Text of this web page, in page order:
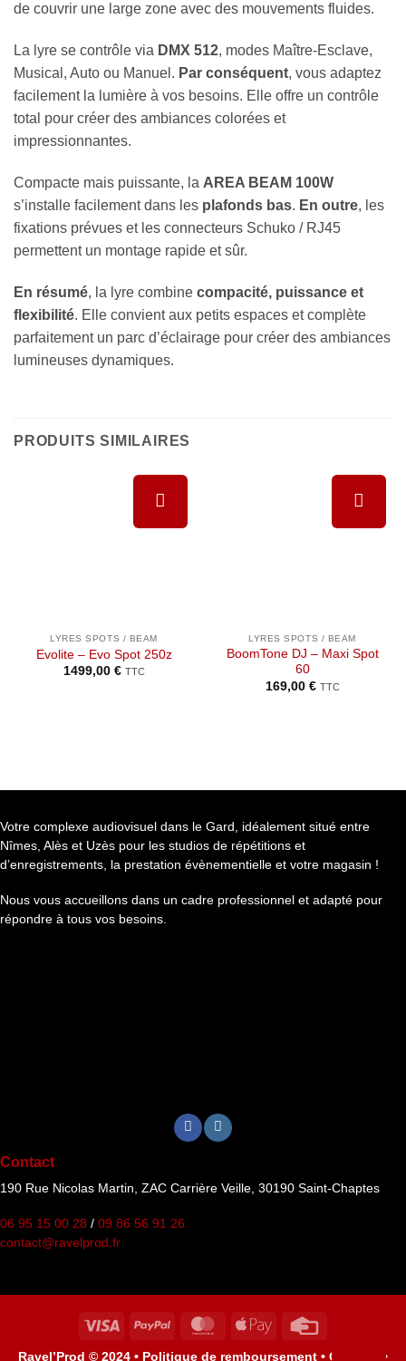
de couvrir une large zone avec des mouvements fluides.
La lyre se contrôle via DMX 512, modes Maître-Esclave,
Musical, Auto ou Manuel. Par conséquent, vous adaptez
facilement la lumière à vos besoins. Elle offre un contrôle
total pour créer des ambiances colorées et
impressionnantes.
Compacte mais puissante, la AREA BEAM 100W
s’installe facilement dans les plafonds bas. En outre, les
fixations prévues et les connecteurs Schuko / RJ45
permettent un montage rapide et sûr.
En résumé, la lyre combine compacité, puissance et
flexibilité. Elle convient aux petits espaces et complète
parfaitement un parc d’éclairage pour créer des ambiances
lumineuses dynamiques.
PRODUITS SIMILAIRES
LYRES SPOTS / BEAM
Evolite – Evo Spot 250z
1499,00 € TTC
LYRES SPOTS / BEAM
BoomTone DJ – Maxi Spot
60
169,00 € TTC
Votre complexe audiovisuel dans le Gard, idéalement situé entre
Nîmes, Alès et Uzès pour les studios de répétitions et
d’enregistrements, la prestation évènementielle et votre magasin !
Nous vous accueillons dans un cadre professionnel et adapté pour
répondre à tous vos besoins.
Contact
190 Rue Nicolas Martin, ZAC Carrière Veille, 30190 Saint-Chaptes
06 95 15 00 28 / 09 86 56 91 26
contact@ravelprod.fr
Visa PayPal MasterCardApple
Ravel’Prod © 2024 • Politique de remboursement • Cookies •